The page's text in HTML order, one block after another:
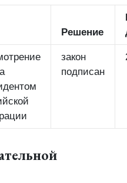
Решение
закон
подписан